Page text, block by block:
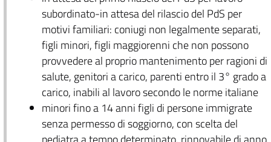
subordinato-in attesa del rilascio del PdS per
motivi familiari: coniugi non legalmente separati,
figli minori, figli maggiorenni che non possono
provvedere al proprio mantenimento per ragioni di
salute, genitori a carico, parenti entro il 3° grado a
carico, inabili al lavoro secondo le norme italiane
minori fino a 14 anni figli di persone immigrate
senza permesso di soggiorno, con scelta del